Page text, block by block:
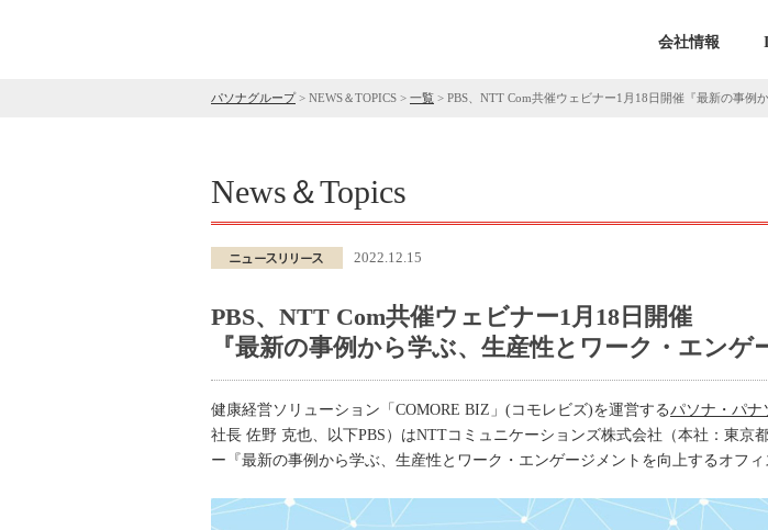
会社情報
パソナグループ> NEWS＆TOPICS > 一覧 > PBS、NTT Com共催ウェビナー1月18日開催『最新の事例
News＆Topics
2022.12.15
PBS、NTT Com共催ウェビナー1月18日開催
『最新の事例から学ぶ、生産性とワーク・エン
健康経営ソリューション「COMORE BIZ」(コモレビズ)を運営するパソナ・パナ
社長 佐野 克也、以下PBS）はNTTコミュニケーションズ株式会社（本社：東
ー『最新の事例から学ぶ、生産性とワーク・エンゲージメントを向上するオフ